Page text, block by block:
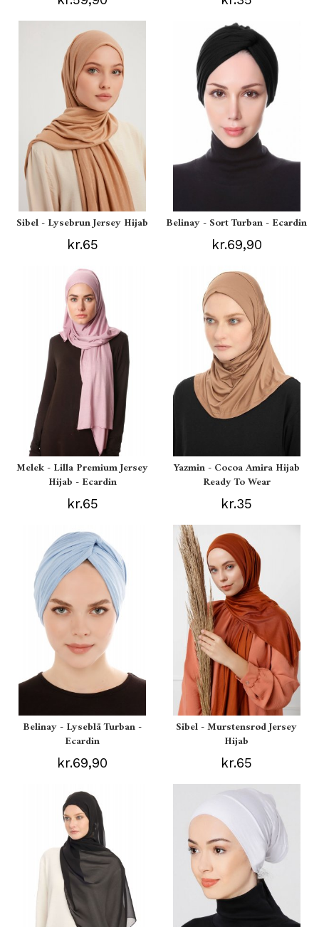
Sibel - Lysebrun Jersey Hijab
kr.65
Belinay - Sort Turban - Ecardin
kr.69,90
Melek - Lilla Premium Jersey
Hijab - Ecardin
kr.65
Yazmin - Cocoa Amira Hijab
Ready To Wear
kr.35
Belinay - Lyseblå Turban -
Ecardin
kr.69,90
Sibel - Murstensrød Jersey
Hijab
kr.65